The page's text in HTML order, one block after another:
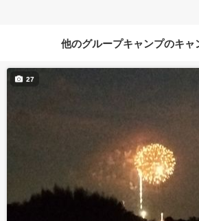
他のグループキャンプのキャ
27